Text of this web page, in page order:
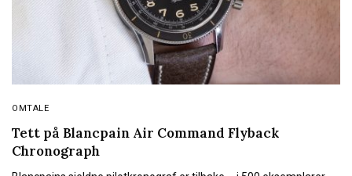
OMTALE
Tett på Blancpain Air Command Flyback
Chronograph